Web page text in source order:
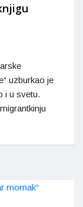
uzburkao je
i u svetu.